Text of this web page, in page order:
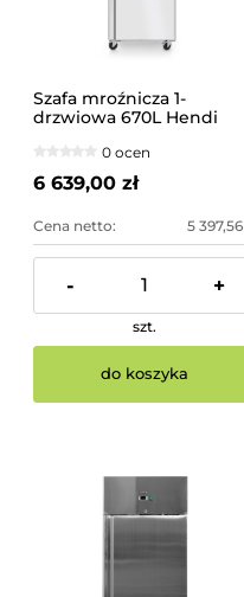
Szafa mroźnicza 1-
drzwiowa 670L Hendi
0 ocen
6 639,00 zł
Cena netto: 5 397,56
- +
szt.
do koszyka